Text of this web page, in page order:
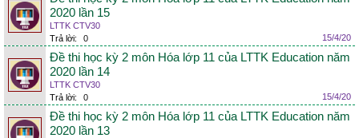
2020 lần 15
LTTK CTV30
Trả lời:
0 15/4/20
Đề thi học kỳ 2 môn Hóa lớp 11 của LTTK Education năm
2020 lần 14
LTTK CTV30
Trả lời:
0 15/4/20
Đề thi học kỳ 2 môn Hóa lớp 11 của LTTK Education năm
2020 lần 13